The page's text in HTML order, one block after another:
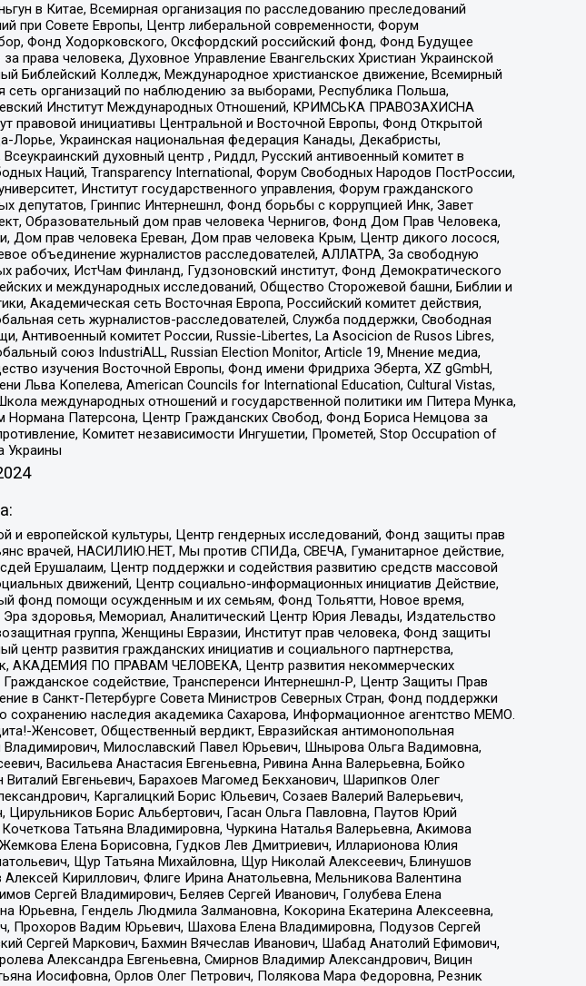
в Китае, Всемирная организация по расследованию преследований
при Совете Европы, Центр либеральной современности, Форум
Фонд Ходорковского, Оксфордский российский фонд, Фонд Будущее
человека, Духовное Управление Евангельских Христиан Украинской
Библейский Колледж, Международное христианское движение, Всемирный
сеть организаций по наблюдению за выборами, Республика Польша,
Институт Международных Отношений, КРИМСЬКА ПРАВОЗАХИСНА
правовой инициативы Центральной и Восточной Европы, Фонд Открытой
Лорье, Украинская национальная федерация Канады, Декабристы,
духовный центр , Риддл, Русский антивоенный комитет в
Наций, Transparеncy International, Форум Свободных Народов ПостРоссии,
Институт государственного управления, Форум гражданского
Гринпис Интернешнл, Фонд борьбы с коррупцией Инк, Завет
Образовательный дом прав человека Чернигов, Фонд Дом Прав Человека,
Дом прав человека Ереван, Дом прав человека Крым, Центр дикого лосося,
объединение журналистов расследователей, АЛЛАТРА, За свободную
рабочих, ИстЧам Финланд, Гудзоновский институт, Фонд Демократического
и международных исследований, Общество Сторожевой башни, Библии и
Академическая сеть Восточная Европа, Российский комитет действия,
сеть журналистов-расследователей, Служба поддержки, Свободная
комитет России, Russie-Libertes, La Asocicion de Rusos Libres,
союз IndustriALL, Russian Election Monitor, Article 19, Мнение медиа,
изучения Восточной Европы, Фонд имени Фридриха Эберта, XZ gGmbH,
Льва Копелева, American Councils for International Education, Cultural Vistas,
международных отношений и государственной политики им Питера Мунка,
Патерсона, Центр Гражданских Свобод, Фонд Бориса Немцова за
Комитет независимости Ингушетии, Прометей, Stop Occupation of
Украины
европейской культуры, Центр гендерных исследований, Фонд защиты прав
врачей, НАСИЛИЮ.НЕТ, Мы против СПИДа, СВЕЧА, Гуманитарное действие,
Ерушалаим, Центр поддержки и содействия развитию средств массовой
движений, Центр социально-информационных инициатив Действие,
фонд помощи осужденным и их семьям, Фонд Тольятти, Новое время,
Эра здоровья, Мемориал, Аналитический Центр Юрия Левады, Издательство
группа, Женщины Евразии, Институт прав человека, Фонд защиты
центр развития гражданских инициатив и социального партнерства,
АКАДЕМИЯ ПО ПРАВАМ ЧЕЛОВЕКА, Центр развития некоммерческих
содействие, Трансперенси Интернешнл-Р, Центр Защиты Прав
в Санкт-Петербурге Совета Министров Северных Стран, Фонд поддержки
наследия академика Сахарова, Информационное агентство МЕМО.
Женсовет, Общественный вердикт, Евразийская антимонопольная
Милославский Павел Юрьевич, Шнырова Ольга Вадимовна,
Васильева Анастасия Евгеньевна, Ривина Анна Валерьевна, Бойко
Евгеньевич, Барахоев Магомед Бекханович, Шарипков Олег
Каргалицкий Борис Юльевич, Созаев Валерий Валерьевич,
Борис Альбертович, Гасан Ольга Павловна, Паутов Юрий
Татьяна Владимировна, Чуркина Наталья Валерьевна, Акимова
Елена Борисовна, Гудков Лев Дмитриевич, Илларионова Юлия
Щур Татьяна Михайловна, Щур Николай Алексеевич, Блинушов
Кириллович, Флиге Ирина Анатольевна, Мельникова Валентина
Сергей Владимирович, Беляев Сергей Иванович, Голубева Елена
Юрьевна, Гендель Людмила Залмановна, Кокорина Екатерина Алексеевна,
Прохоров Вадим Юрьевич, Шахова Елена Владимировна, Подузов Сергей
Сергей Маркович, Бахмин Вячеслав Иванович, Шабад Анатолий Ефимович,
Александра Евгеньевна, Смирнов Владимир Александрович, Вицин
Иосифовна, Орлов Олег Петрович, Полякова Мара Федоровна, Резник